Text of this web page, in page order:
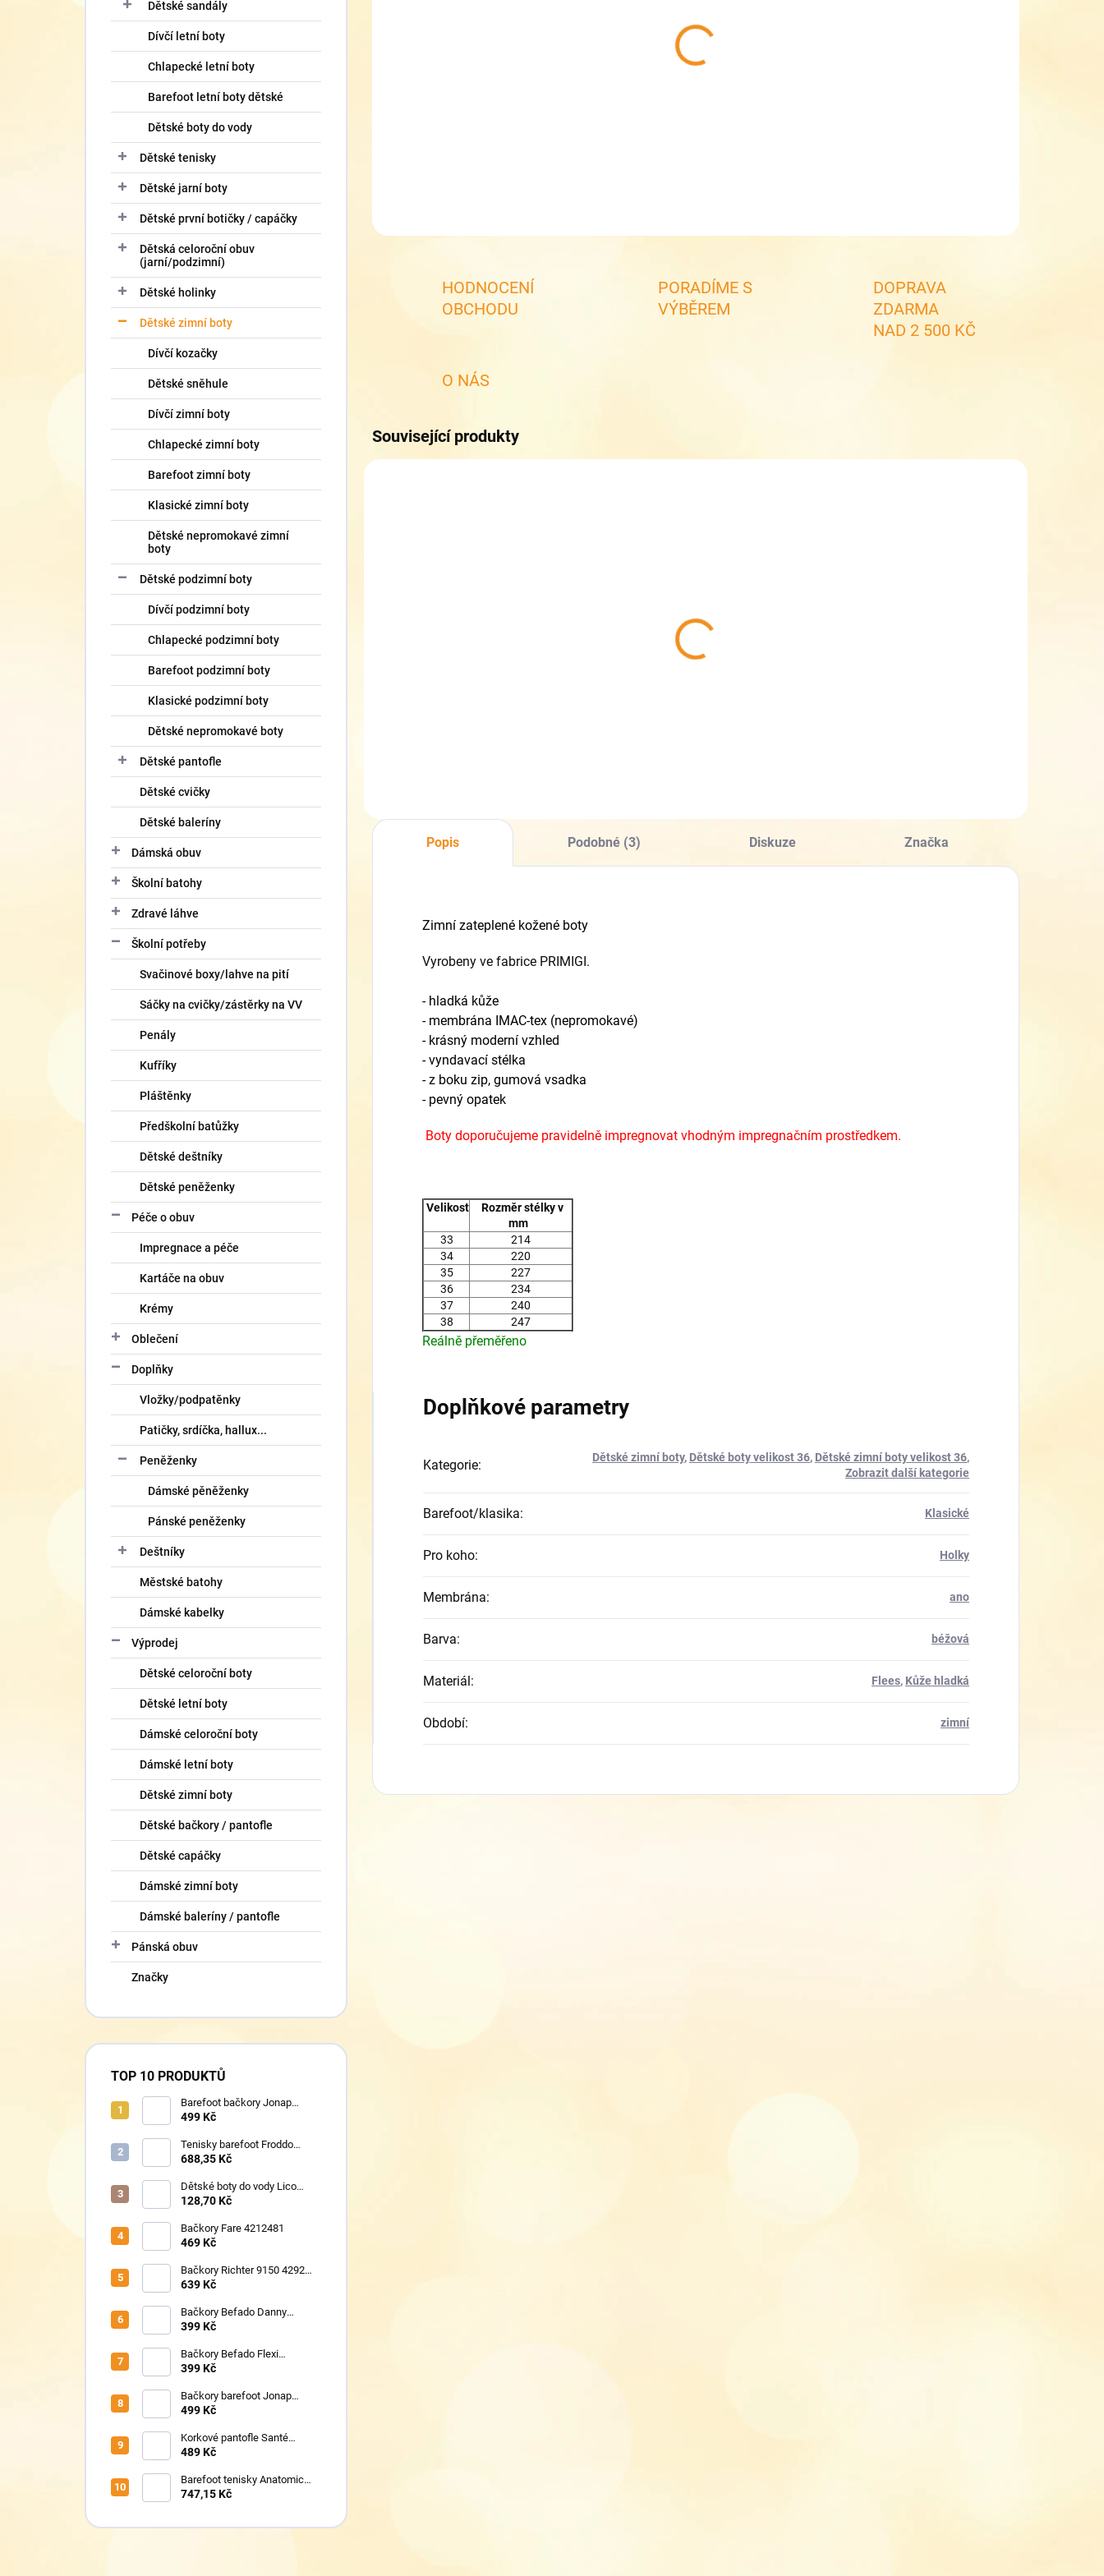
Dětské sandály
Dívčí letní boty
Chlapecké letní boty
Barefoot letní boty dětské
Dětské boty do vody
Dětské tenisky
Dětské jarní boty
Dětské první botičky / capáčky
Dětská celoroční obuv
(jarní/podzimní)
Dětské holinky
Dětské zimní boty
Dívčí kozačky
Dětské sněhule
Dívčí zimní boty
Chlapecké zimní boty
Barefoot zimní boty
Klasické zimní boty
Dětské nepromokavé zimní
boty
Dětské podzimní boty
Dívčí podzimní boty
Chlapecké podzimní boty
Barefoot podzimní boty
Klasické podzimní boty
Dětské nepromokavé boty
Dětské pantofle
Dětské cvičky
Dětské baleríny
Dámská obuv
Školní batohy
Zdravé láhve
Školní potřeby
Svačinové boxy/lahve na pití
Sáčky na cvičky/zástěrky na VV
Penály
Kufříky
Pláštěnky
Předškolní batůžky
Dětské deštníky
Dětské peněženky
Péče o obuv
Impregnace a péče
Kartáče na obuv
Krémy
Oblečení
Doplňky
Vložky/podpatěnky
Patičky, srdíčka, hallux...
Peněženky
Dámské pěněženky
Pánské peněženky
Deštníky
Městské batohy
Dámské kabelky
Výprodej
Dětské celoroční boty
Dětské letní boty
Dámské celoroční boty
Dámské letní boty
Dětské zimní boty
Dětské bačkory / pantofle
Dětské capáčky
Dámské zimní boty
Dámské baleríny / pantofle
Pánská obuv
Značky
TOP 10 PRODUKTŮ
Barefoot bačkory Jonap
Home New fialová kočička
499 Kč
Tenisky barefoot Froddo
G1700440-17 Mint
688,35 Kč
Dětské boty do vody Lico
430124 růžové
128,70 Kč
Bačkory Fare 4212481
469 Kč
Bačkory Richter 9150 4292
1411
639 Kč
Bačkory Befado Danny
974Y598N
399 Kč
Bačkory Befado Flexi
627P023
399 Kč
Bačkory barefoot Jonap
Home New Police
499 Kč
Korkové pantofle Santé
VN/326 černá
489 Kč
Barefoot tenisky Anatomic
1N07 modré
747,15 Kč
HODNOCENÍ
OBCHODU
PORADÍME S
VÝBĚREM
DOPRAVA
ZDARMA
NAD 2 500 KČ
O NÁS
Související produkty
Popis Podobné (3) Diskuze Značka
Zimní zateplené kožené boty
Vyrobeny ve fabrice PRIMIGI.
- hladká kůže
- membrána IMAC-tex (nepromokavé)
- krásný moderní vzhled
- vyndavací stélka
- z boku zip, gumová vsadka
- pevný opatek
Boty doporučujeme pravidelně impregnovat vhodným impregnačním prostředkem.
Velikost
Rozměr stélky v
mm
33
214
34
220
35
227
36
234
37
240
38
247
Reálně přeměřeno
Doplňkové parametry
Kategorie: Dětské zimní boty, Dětské boty velikost 36, Dětské zimní boty velikost 36,
Zobrazit další kategorie
Barefoot/klasika: Klasické
Pro koho: Holky
Membrána: ano
Barva: béžová
Materiál : Flees, Kůže hladká
Období: zimní